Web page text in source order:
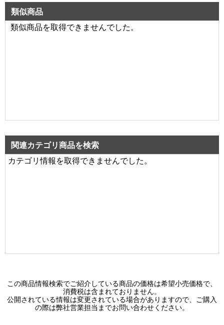
類似商品
類似商品を取得できませんでした。
関連カテゴリ商品を検索
カテゴリ情報を取得できませんでした。
この商品情報検索でご紹介している商品の価格は希望小売価格で、
消費税は含まれておりません。
公開されている情報は変更されている場合がありますので、ご購入
の際は弊社営業担当までお問い合わせください。